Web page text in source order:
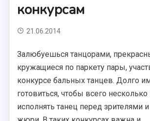
конкурсам
21.06.2014
Залюбуешься танцорами,
кружащиеся по паркету пары,
конкурсе бальных танцев. Долго
готовиться, чтобы всего
исполнять танец перед зрителями